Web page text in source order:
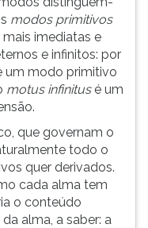
modos primitivos
imediatas e
e infinitos: por
um modo primitivo
motus infinitusé um
que governam o
todo o
quer derivados.
cada alma tem
o conteúdo
alma, a saber: a